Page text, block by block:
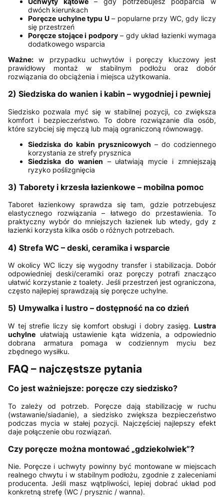
dwóch kierunkach
Poręcze uchylne typu U– popularne przy WC, gdy liczy
się przestrzeń
Poręcze stojące i podpory– gdy układ łazienki wymaga
dodatkowego wsparcia
Ważne: w przypadku uchwytów i poręczy kluczowy jest
prawidłowy montaż w stabilnym podłożu oraz dobór
rozwiązania do obciążenia i miejsca użytkowania.
2) Siedziska do wanien i kabin – wygodniej i pewniej
Siedzisko pozwala myć się w stabilnej pozycji, co zwiększa
komfort i bezpieczeństwo. To dobre rozwiązanie dla osób,
które szybciej się męczą lub mają ograniczoną równowagę.
Siedziska do kabin prysznicowych – do codziennego
korzystania ze strefy prysznica
Siedziska do wanien – ułatwiają mycie i zmniejszają
ryzyko poślizgnięcia
3) Taborety i krzesła łazienkowe – mobilna pomoc
Taboret łazienkowy sprawdza się tam, gdzie potrzebujesz
elastycznego rozwiązania – łatwego do przestawienia. To
praktyczny wybór do mniejszych łazienek lub wtedy, gdy z
łazienki korzysta kilka osób o różnych potrzebach.
4) Strefa WC – deski, ceramika i wsparcie
W okolicy WC liczy się wygodny transfer i stabilizacja. Dobór
odpowiedniej deski/ceramiki oraz poręczy potrafi znacząco
ułatwić korzystanie z toalety. Jeśli przestrzeń jest ograniczona,
często najlepiej sprawdzają się poręcze uchylne.
5) Umywalka i lustro – dostępność na co dzień
W tej strefie liczy się komfort obsługi i dobry zasięg. Lustra
uchylne ułatwiają ustawienie kąta widzenia, a odpowiednio
dobrana armatura pomaga w codziennym myciu bez
zbędnego wysiłku.
FAQ – najczęstsze pytania
Co jest ważniejsze: poręcze czy siedzisko?
To zależy od potrzeb. Poręcze dają stabilizację w ruchu
(wstawanie/siadanie), a siedzisko zwiększa bezpieczeństwo
podczas mycia w stałej pozycji. Najczęściej najlepszy efekt
daje połączenie obu rozwiązań.
Czy poręcze można montować „gdziekolwiek”?
Nie. Poręcze i uchwyty powinny być montowane w miejscach
realnego chwytu i w stabilnym podłożu, zgodnie z zaleceniami
producenta. Jeśli masz wątpliwości, lepiej dobrać układ pod
konkretną strefę (WC / prysznic / wanna).